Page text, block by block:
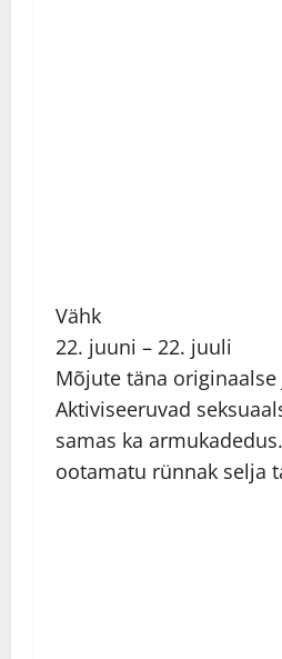
Vähk
22. juuni – 22. juuli
Mõjute täna originaalse
Aktiviseeruvad
samas ka
ootamatu rünnak selja